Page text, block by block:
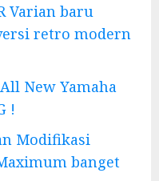
Varian baru
retro modern
New Yamaha
!
Modifikasi
banget